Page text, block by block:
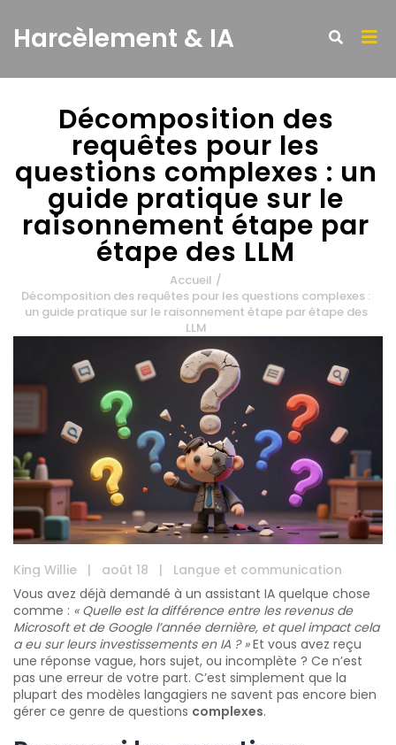
Harcèlement & IA
Décomposition des
requêtes pour les
questions complexes : un
guide pratique sur le
raisonnement étape par
étape des LLM
Accueil /
Décomposition des requêtes pour les questions complexes :
un guide pratique sur le raisonnement étape par étape des
LLM
King Willie | août 18 |
Langue et communication
Vous avez déjà demandé à un assistant IA quelque chose
comme : « Quelle est la différence entre les revenus de
Microsoft et de Google l’année dernière, et quel impact cela
a eu sur leurs investissements en IA ? »Et vous avez reçu
une réponse vague, hors sujet, ou incomplète ? Ce n’est
pas une erreur de votre part. C’est simplement que la
plupart des modèles langagiers ne savent pas encore bien
gérer ce genre de questions complexes.